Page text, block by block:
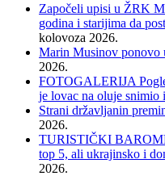
Započeli upisi u ŽRK
godina i starijima da
kolovoza 2026.
Marin Musinov ponovo
2026.
FOTOGALERIJA
je lovac na oluje snimio
Strani državljanin
2026.
TURISTIČKI
top 5, ali ukrajinsko i
2026.